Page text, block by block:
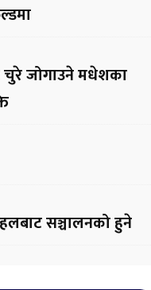
चुरे जोगाउने मधेशका
सञ्चालनको हुने